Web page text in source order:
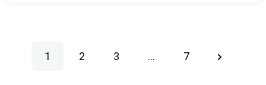
1 2 3 … 7